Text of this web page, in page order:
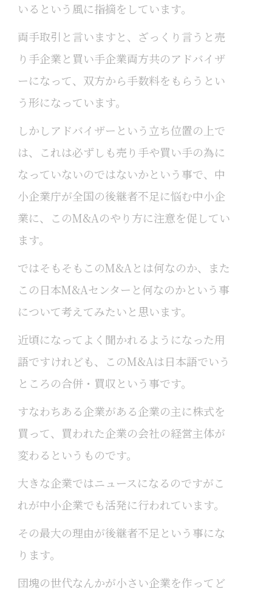
いるという風に指摘をしています。
両手取引と言いますと、ざっくり言うと売
り手企業と買い手企業両方共のアドバイザ
ーになって、双方から手数料をもらうとい
う形になっています。
しかしアドバイザーという立ち位置の上で
は、これは必ずしも売り手や買い手の為に
なっていないのではないかという事で、中
小企業庁が全国の後継者不足に悩む中小企
業に、このM&Aのやり方に注意を促してい
ます。
ではそもそもこのM&Aとは何なのか、また
この日本M&Aセンターと何なのかという事
について考えてみたいと思います。
近頃になってよく聞かれるようになった用
語ですけれども、このM&Aは日本語でいう
ところの合併・買収という事です。
すなわちある企業がある企業の主に株式を
買って、買われた企業の会社の経営主体が
変わるというものです。
大きな企業ではニュースになるのですがこ
れが中小企業でも活発に行われています。
その最大の理由が後継者不足という事にな
ります。
団塊の世代なんかが小さい企業を作ってど